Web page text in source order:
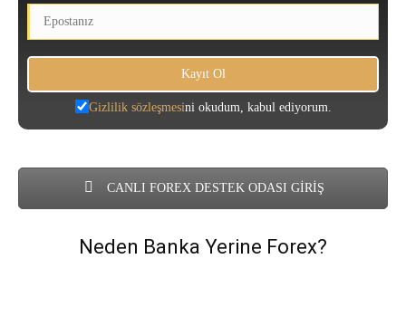
Gizlilik sözleşmesini okudum, kabul ediyorum.
CANLI FOREX DESTEK ODASI GİRİŞ
Neden Banka Yerine Forex?